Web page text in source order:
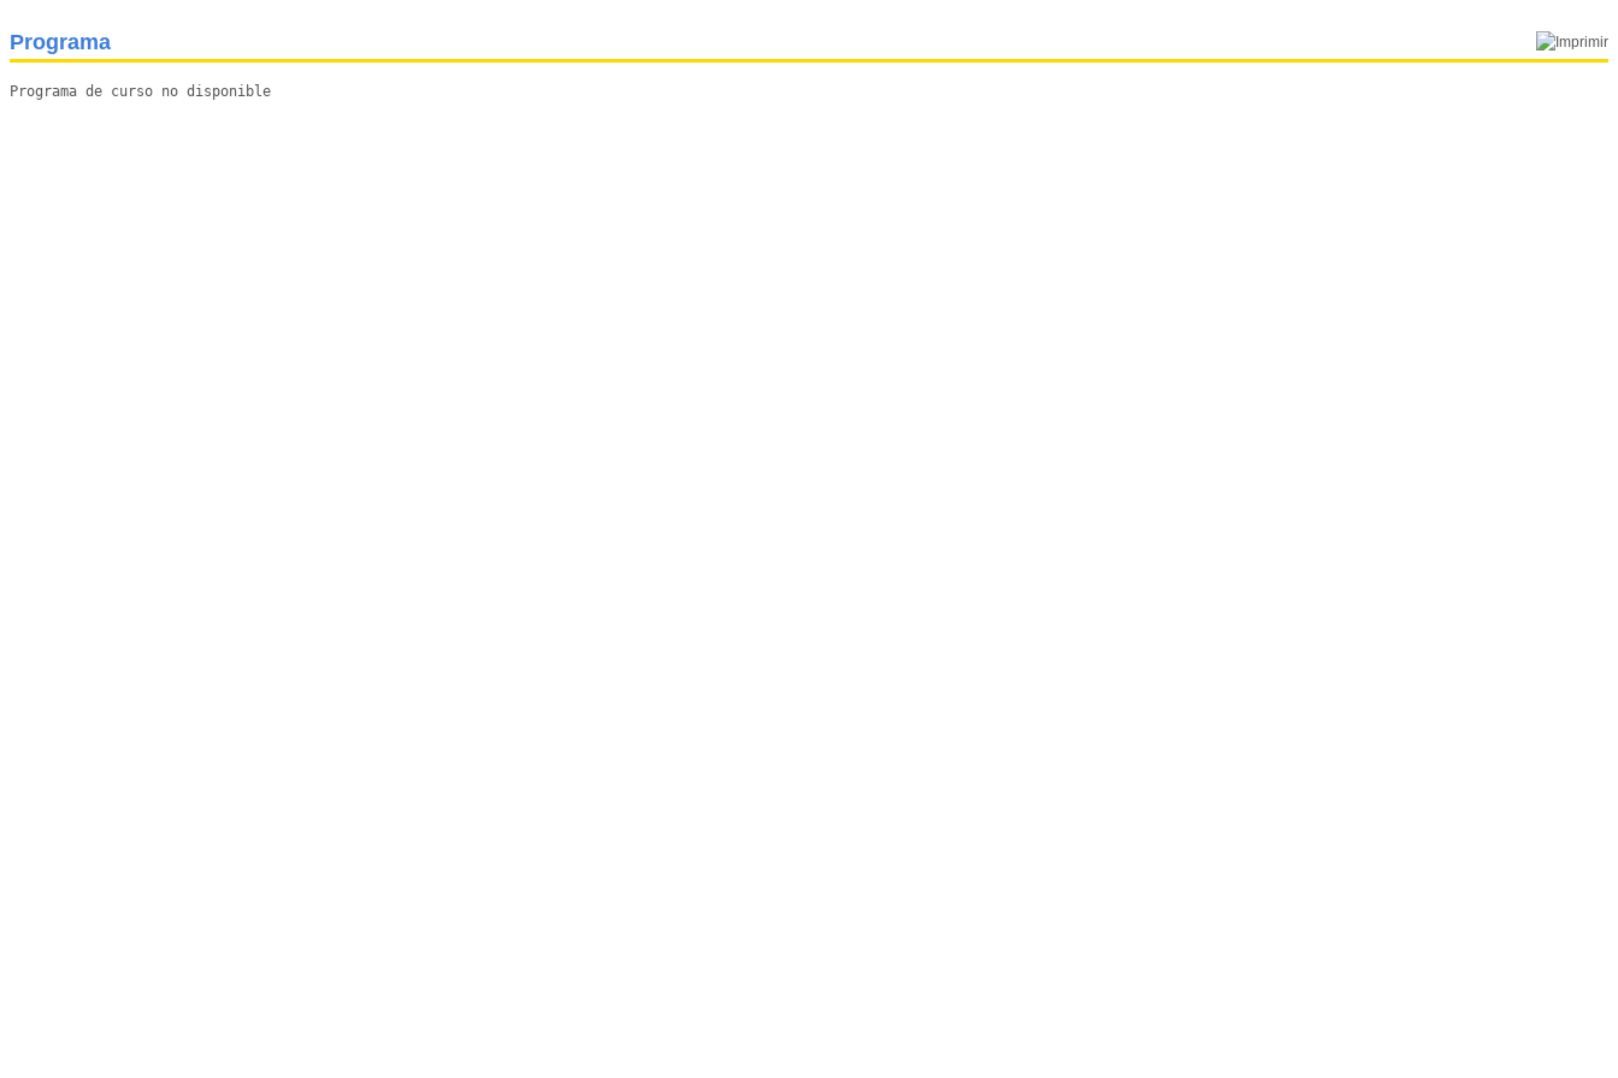
Programa
Programa de curso no disponible